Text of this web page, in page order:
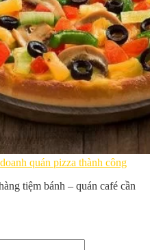
quán pizza thành công
tiệm bánh – quán café cần